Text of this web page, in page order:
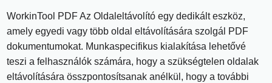
WorkinTool PDF Az Oldaleltávolító egy dedikált eszköz,
amely egyedi vagy több oldal eltávolítására szolgál PDF
dokumentumokat. Munkaspecifikus kialakítása lehetővé
teszi a felhasználók számára, hogy a szükségtelen oldalak
eltávolítására összpontosítsanak anélkül, hogy a további